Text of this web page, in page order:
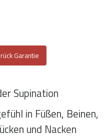
Garantie
Supination
in Füßen, Beinen,
und Nacken